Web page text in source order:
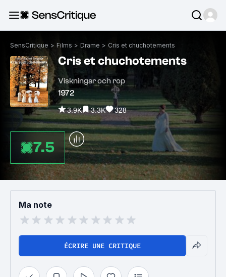
SensCritique > Films > Drame > Cris et chuchotements
Cris et chuchotements
Viskningar och rop
1972
3.9K 3.3K 328
7.5
Ma note
ÉCRIRE UNE CRITIQUE